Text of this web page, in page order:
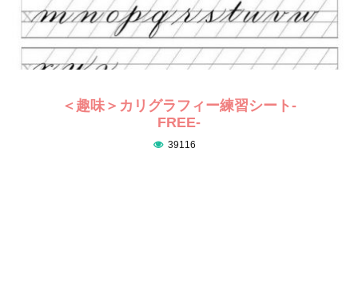
＜趣味＞カリグラフィー練習シート-
FREE-
39116